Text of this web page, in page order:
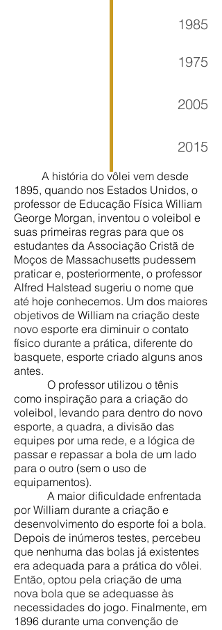
1985
1975
2005
2015
A história do vôlei vem desde
1895, quando nos Estados Unidos, o
professor de Educação Física William
George Morgan, inventou o voleibol e
suas primeiras regras para que os
estudantes da Associação Cristã de
Moços de Massachusetts pudessem
praticar e, posteriormente, o professor
Alfred Halstead sugeriu o nome que
até hoje conhecemos. Um dos maiores
objetivos de William na criação deste
novo esporte era diminuir o contato
físico durante a prática, diferente do
basquete, esporte criado alguns anos
antes.
O professor utilizou o tênis
como inspiração para a criação do
voleibol, levando para dentro do novo
esporte, a quadra, a divisão das
equipes por uma rede, e a lógica de
passar e repassar a bola de um lado
para o outro (sem o uso de
equipamentos).
A maior dificuldade enfrentada
por William durante a criação e
desenvolvimento do esporte foi a bola.
Depois de inúmeros testes, percebeu
que nenhuma das bolas já existentes
era adequada para a prática do vôlei.
Então, optou pela criação de uma
nova bola que se adequasse às
necessidades do jogo. Finalmente, em
1896 durante uma convenção de